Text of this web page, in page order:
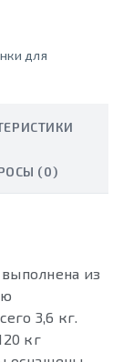
для
(0)
из
3,6 кг.
кг